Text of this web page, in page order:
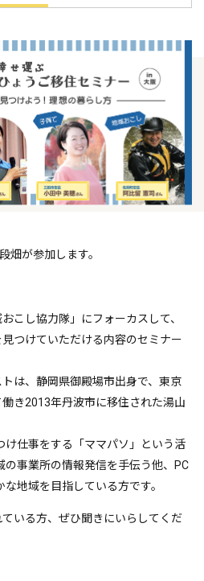
畑が参加します。
こし協力隊」にフォーカスして、
つけていただける内容のセミナー
は、静岡県御殿場市出身で、東京
き2013年丹波市に移住された湯山
け仕事をする「ママパソ」という活
事業所の情報発信を手伝う他、PC
地域を目指している方です。
いる方、ぜひ聞きにいらしてくだ